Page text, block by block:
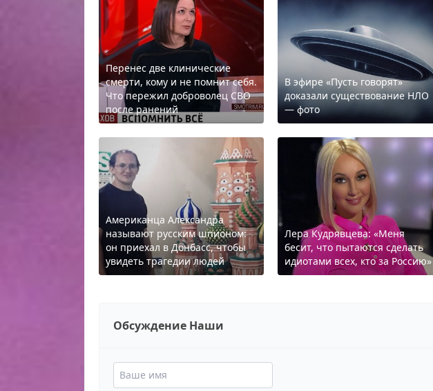
Перенес две клинические
смерти, кому и не помнит себя.
Что пережил доброволец СВО
после ранений
В эфире «Пусть говорят»
доказали существование НЛО
— фото
Американца Александра
называют русским шпионом:
он приехал в Донбасс, чтобы
увидеть трагедии людей
Лера Кудрявцева: «Меня
бесит, что пытаются сделать
идиотами всех, кто за Россию»
Обсуждение Наши